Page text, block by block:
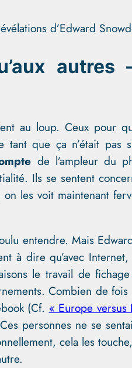
d’Edward
autres
au loup. Ceux pour
tant que ça n’était pas
de l’ampleur du
Ils se sentent
les voit maintenant
entendre. Mais
à dire qu’avec Internet,
le travail de
Combien de fois
(Cf. « Europe versus
personnes ne se
cela les